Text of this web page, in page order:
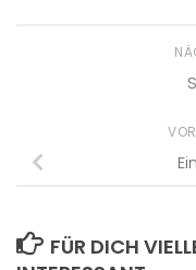
FÜR DICH